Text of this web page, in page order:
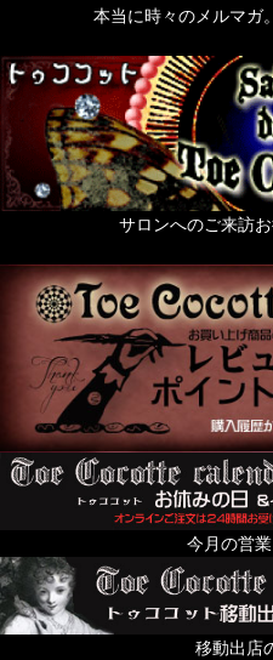
本当に時々のメルマガ
サロンへのご来訪
今月の営
移動出店